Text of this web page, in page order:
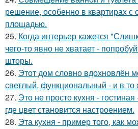
решение, особенно в квартирах с
площадью.
25. Когда интерьер кажется
чего-то явно не хватает -
шторы.
26. Этот дом словно вдохновлён
светлый, функциональный - и в
27. Это не просто кухня -
где цвет становится настроением.
28. Эта кухня - пример того, как